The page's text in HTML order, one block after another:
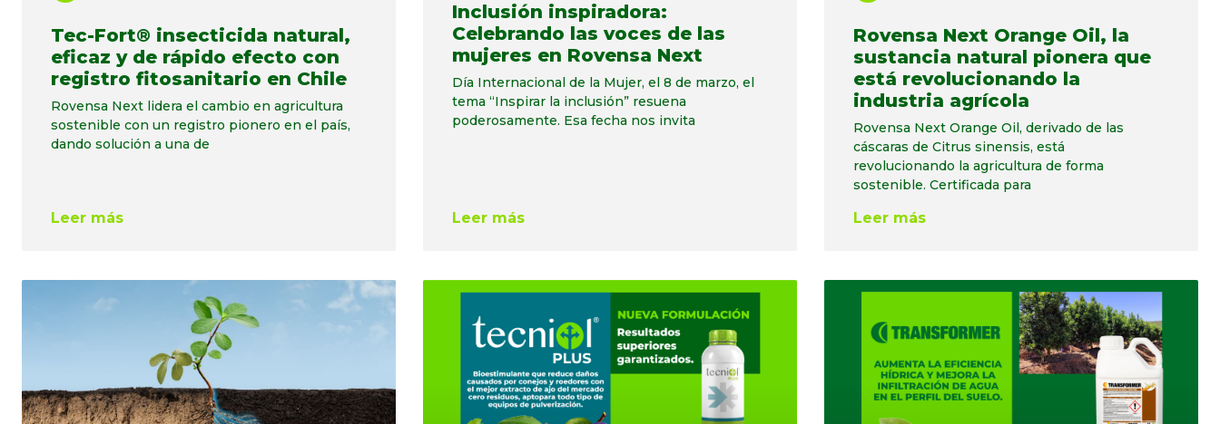
Tec-Fort® insecticida natural,
eficaz y de rápido efecto con
registro fitosanitario en Chile
Rovensa Next lidera el cambio en agricultura
sostenible con un registro pionero en el país,
dando solución a una de
Leer más
Inclusión inspiradora:
Celebrando las voces de las
mujeres en Rovensa Next
Día Internacional de la Mujer, el 8 de marzo, el
tema “Inspirar la inclusión” resuena
poderosamente. Esa fecha nos invita
Leer más
Rovensa Next Orange Oil, la
sustancia natural pionera que
está revolucionando la
industria agrícola
Rovensa Next Orange Oil, derivado de las
cáscaras de Citrus sinensis, está
revolucionando la agricultura de forma
sostenible. Certificada para
Leer más